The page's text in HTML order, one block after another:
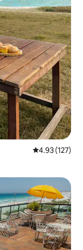
औसत रेटिंग 5 में से
4.93 (127)